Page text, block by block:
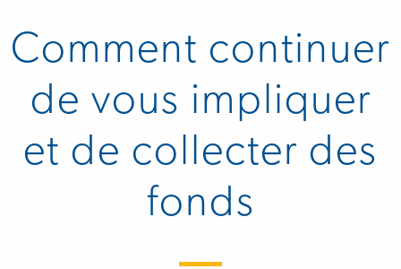
Comment continuer
de vous impliquer
et de collecter des
fonds